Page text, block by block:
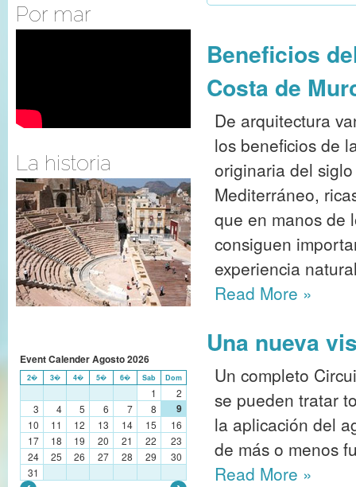
Por mar
La historia
Event CalenderAgosto2026
2� 3� 4� 5� 6� Sab Dom
1
2
3
4 5 6 7 8 9
10 11 12 13 14 15
16
17
18 19 20 21 22
23
24
25 26 27 28 29
30
31
Beneficios
Costa de
De arquitectura
los beneficios de
originaria del
Mediterráneo,
que en manos de
consiguen
experiencia
Read More »
Una nueva
Un completo
se pueden tratar
la aplicación del
de más o menos
Read More »